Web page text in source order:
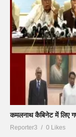
कमलनाथ कैबिनेट में लिए
Reporter3 0 Likes